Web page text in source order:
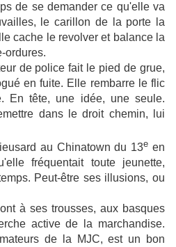
de se demander ce qu'elle va
le carillon de la porte la
cache le revolver et balance la
ordures.
de police fait le pied de grue,
en fuite. Elle rembarre le flic
En tête, une idée, une seule.
dans le droit chemin, lui
au Chinatown du 13e en
fréquentait toute jeunette,
Peut-être ses illusions, ou
à ses trousses, aux basques
active de la marchandise.
de la MJC, est un bon